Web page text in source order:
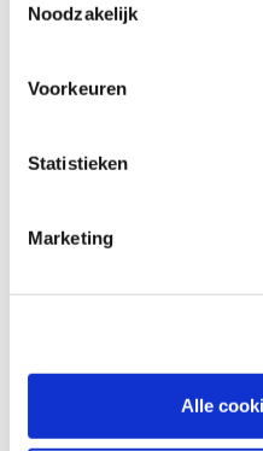
Noodzakelijk
Voorkeuren
Statistieken
Marketing
Alle
Beoordelingen